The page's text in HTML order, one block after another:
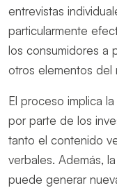
entrevistas
particularmente
los consumidores a
otros elementos del
El proceso implica
por parte de los
tanto el contenido
verbales. Además,
puede generar